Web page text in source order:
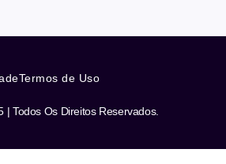
| Todos Os Direitos Reservados.
Termos de Uso